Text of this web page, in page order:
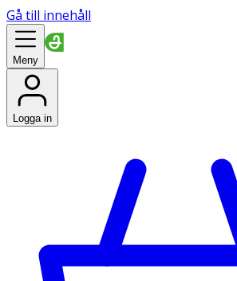
Gå till innehåll
Meny
Logga in